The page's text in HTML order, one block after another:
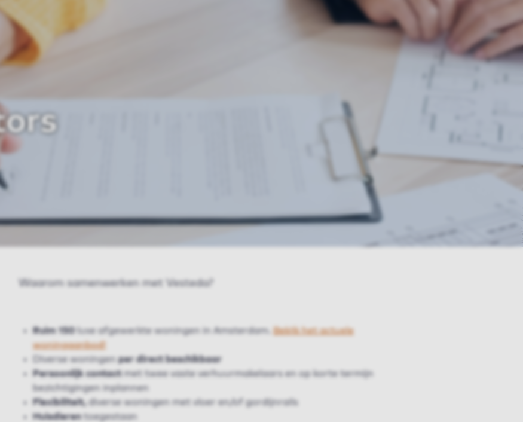
Waarom samenwerken met Vesteda?
Ruim 150 luxe afgewerkte woningen in Amsterdam.
Bekijk het actuele
woningaanbod!
Diverse woningenper direct beschikbaar
Persoonlijk contact met twee vaste verhuurmakelaars en op korte termijn
bezichtigingen inplannen
Flexibiliteit, diverse woningen met vloer en/of gordijnrails
Huisdierentoegestaan